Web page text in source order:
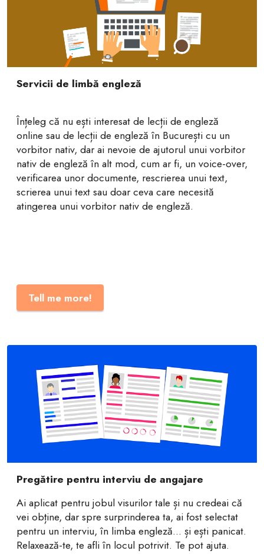
Servicii de limbă engleză
Înțeleg că nu ești interesat de lecții de engleză
online sau de lecții de engleză în București cu un
vorbitor nativ, dar ai nevoie de ajutorul unui vorbitor
nativ de engleză în alt mod, cum ar fi, un voice-over,
verificarea unor documente, rescrierea unui text,
scrierea unui text sau doar ceva care necesită
atingerea unui vorbitor nativ de engleză.
Tell me more!
Pregătire pentru interviu de angajare
Ai aplicat pentru jobul visurilor tale și nu credeai că
vei obține, dar spre surprinderea ta, ai fost selectat
pentru un interviu, în limba engleză... și ești panicat.
Relaxează-te, te afli în locul potrivit. Te pot ajuta.